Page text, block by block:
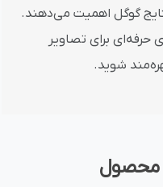
گوگل اهمیت می‌دهند.
حرفه‌ای برای تصاویر
شوید.